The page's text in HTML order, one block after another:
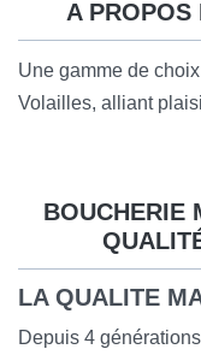
A PROPOS
Une gamme de
Volailles, alliant
BOUCHERIE
LA QUALITE
Depuis 4